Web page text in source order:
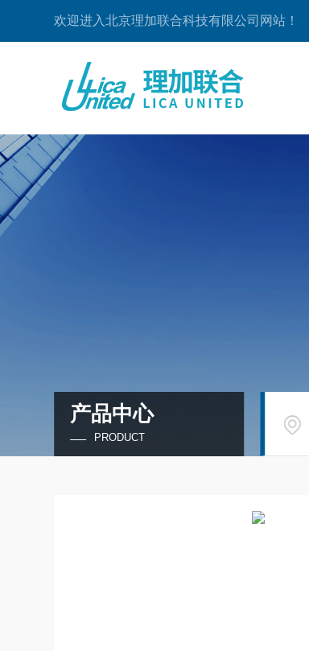
欢迎进入北京理加联合科技有限公司网站！
产品中心
PRODUCT